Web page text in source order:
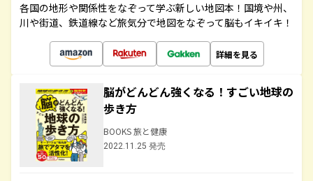
各国の地形や関係性をなぞって学ぶ新しい地図本！国境や州、
川や街道、鉄道線など旅気分で地図をなぞって脳もイキイキ！
詳細を見る
脳がどんどん強くなる！すごい地球の
歩き方
BOOKS 旅と健康
2022.11.25 発売